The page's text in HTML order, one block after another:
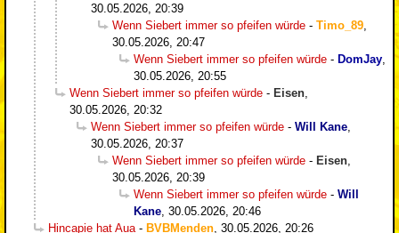
30.05.2026, 20:39
Wenn Siebert immer so pfeifen würde - Timo_89
30.05.2026, 20:47
Wenn Siebert immer so pfeifen würde - DomJay
30.05.2026, 20:55
Wenn Siebert immer so pfeifen würde - Eisen
30.05.2026, 20:32
Wenn Siebert immer so pfeifen würde - Will Kane
30.05.2026, 20:37
Wenn Siebert immer so pfeifen würde - Eisen
30.05.2026, 20:39
Wenn Siebert immer so pfeifen würde - Will
Kane 30.05.2026, 20:46
Hincapie hat Aua - BVBMenden 30.05.2026, 20:26